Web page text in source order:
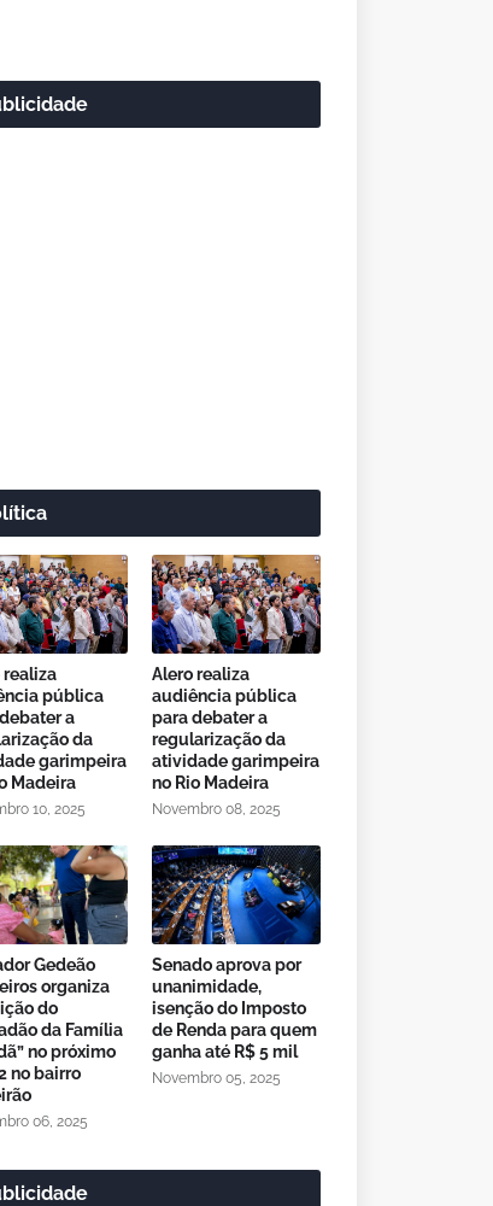
realiza
pública
a
da
garimpeira
Madeira
10, 2025
Alero realiza
audiência pública
para debater a
regularização da
atividade garimpeira
no Rio Madeira
Novembro 08, 2025
Gedeão
organiza
do
da Família
no próximo
no bairro
06, 2025
Senado aprova por
unanimidade,
isenção do Imposto
de Renda para quem
ganha até R$ 5 mil
Novembro 05, 2025